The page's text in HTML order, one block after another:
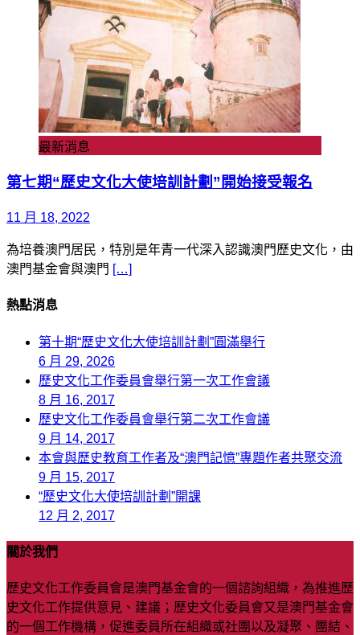
最新消息
第七期“歷史文化大使培訓計劃”開始接受報名
11 月 18, 2022
為培養澳門居民，特別是年青一代深入認識澳門歷史文化，由
澳門基金會與澳門 […]
熱點消息
第十期“歷史文化大使培訓計劃”圓滿舉行
6 月 29, 2026
歷史文化工作委員會舉行第一次工作會議
8 月 16, 2017
歷史文化工作委員會舉行第二次工作會議
9 月 14, 2017
本會與歷史教育工作者及“澳門記憶”專題作者共聚交流
9 月 15, 2017
“歷史文化大使培訓計劃”開課
12 月 2, 2017
關於我們
歷史文化工作委員會是澳門基金會的一個諮詢組織，為推進歷
史文化工作提供意見、建議；歷史文化委員會又是澳門基金會
的一個工作機構，促進委員所在組織或社團以及凝聚、團結、